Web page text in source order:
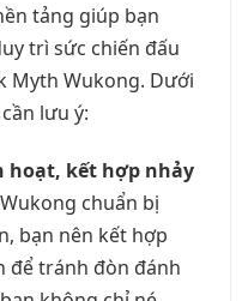
tảng giúp bạn
trì sức chiến đấu
Myth Wukong. Dưới
lưu ý:
hoạt, kết hợp nhảy
chuẩn bị
bạn nên kết hợp
để tránh đòn đánh